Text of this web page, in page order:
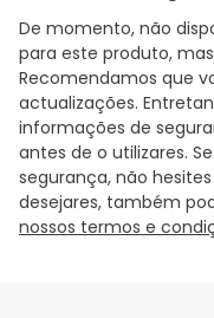
De momento, não
para este produto,
Recomendamos que
actualizações.
informações de
antes de o utilizares.
segurança, não
desejares, também
nossos termos e